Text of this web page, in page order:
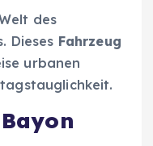
des
Dieses Fahrzeug
urbanen